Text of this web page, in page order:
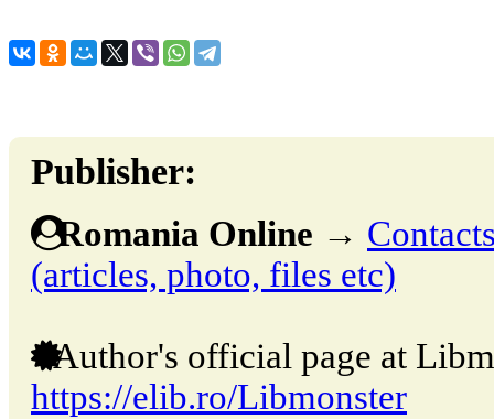
Publisher:
Romania Online →
(articles, photo, files etc)
Author's official page at
https://elib.ro/Libmonster